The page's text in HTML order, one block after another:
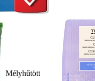
Mélyhűtött